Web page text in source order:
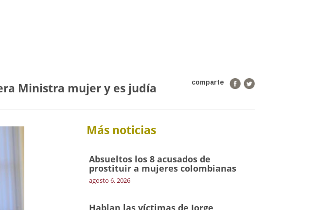
comparte
Ministra mujer y es judía
Más noticias
Absueltos los 8 acusados de
prostituir a mujeres colombianas
agosto 6, 2026
Hablan las víctimas de Jorge